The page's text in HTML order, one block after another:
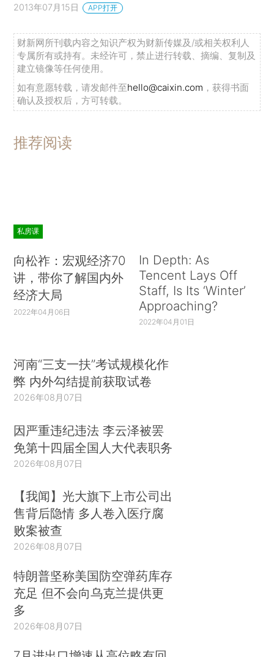
四、风险预警机制缺失，累积潜在的系统性金融
风险。一方面，随着城镇化的推进，地方政府筹资
压力较大，但这些资金需求无法仅依靠财政支撑，
地方政府只有通过金融市场举债来满足资金需求，
快速增长的债务规模需要建立相应的债务风险预警
机制。另一方面，市场化的自我约束机制要求根据
制，过度举债将会累积潜在的系统性的金融风险，
可依。
建议：
尽快制定《条例》对地方政府债务监督管理加
以规范。
制度，虽然部分地方政府出台了一些债务管理制
度，但地方政府性债务的规模控制、预算管理和风
险预警等管理仍显薄弱。”因此，为了使地方政府债
务监管有法可依，建议尽快出台《条例》。
《条例》制定的目标是建立规范的地方政府债
务监督管理机制，发挥各级人大对地方政府债务总
量的监督作用以及对地方政府债务资金投资项目的
审查作用，着力防控地方政府债务风险。《条例》
包含举债、用债、偿债；债务统计与风险监测、预
警和风险处置；审计监督和责任追究等组成部分。
一、债务信息公开。要建立地方债务信息公开制
度，及时披露地方政府负有偿还责任的债务、政府
或有债务，据实反映地方政府债务的相关情况。
1、地方政府债务的信息披露包括发行主体、
2013年07月15日 APP打开
财新网所刊载内容之知识产权为财新传媒及/或相关权利人
专属所有或持有。未经许可，禁止进行转载、摘编、复制及
建立镜像等任何使用。
如有意愿转载，请发邮件至hello@caixin.com ，获得书面
确认及授权后，方可转载。
推荐阅读
私房课
向松祚：宏观经济70
讲，带你了解国内外
经济大局
2022年04月06日
In Depth: As
Tencent Lays Off
Staff, Is Its ‘Winter’
Approaching?
2022年04月01日
河南“三支一扶”考试规模化作
弊 内外勾结提前获取试卷
2026年08月07日
因严重违纪违法 李云泽被罢
免第十四届全国人大代表职务
2026年08月07日
【我闻】光大旗下上市公司出
售背后隐情 多人卷入医疗腐
败案被查
2026年08月07日
特朗普坚称美国防空弹药库存
充足 但不会向乌克兰提供更
多
2026年08月07日